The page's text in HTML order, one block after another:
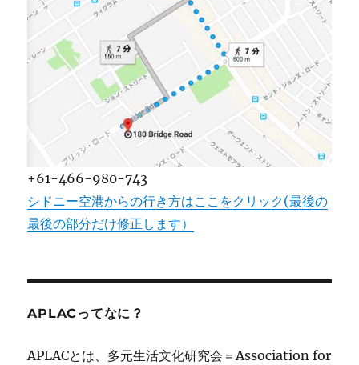
+61-466-980-743
シドニー空港からの行き方はここをクリック(最後の
最後の部分だけ修正します）
APLACってなに？
APLACとは、多元生活文化研究会＝Association for